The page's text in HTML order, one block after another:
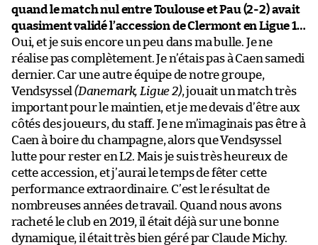
quand le match nul entre Toulouse et Pau (2-2) avait
quasiment validé l’accession de Clermont en Ligue 1…
Oui, et je suis encore un peu dans ma bulle. Je ne
réalise pas complètement. Je n’étais pas à Caen samedi
dernier. Car une autre équipe de notre groupe,
Vendsyssel(Danemark, Ligue 2), jouait un match très
important pour le maintien, et je me devais d’être aux
côtés des joueurs, du staff. Je ne m’imaginais pas être à
Caen à boire du champagne, alors que Vendsyssel
lutte pour rester en L2. Mais je suis très heureux de
cette accession, et j’aurai le temps de fêter cette
performance extraordinaire. C’est le résultat de
nombreuses années de travail. Quand nous avons
racheté le club en 2019, il était déjà sur une bonne
dynamique, il était très bien géré par Claude Michy.